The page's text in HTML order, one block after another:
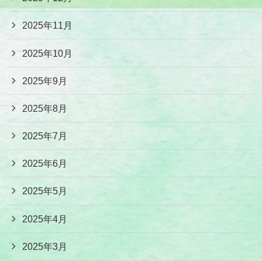
2025年11月
2025年10月
2025年9月
2025年8月
2025年7月
2025年6月
2025年5月
2025年4月
2025年3月